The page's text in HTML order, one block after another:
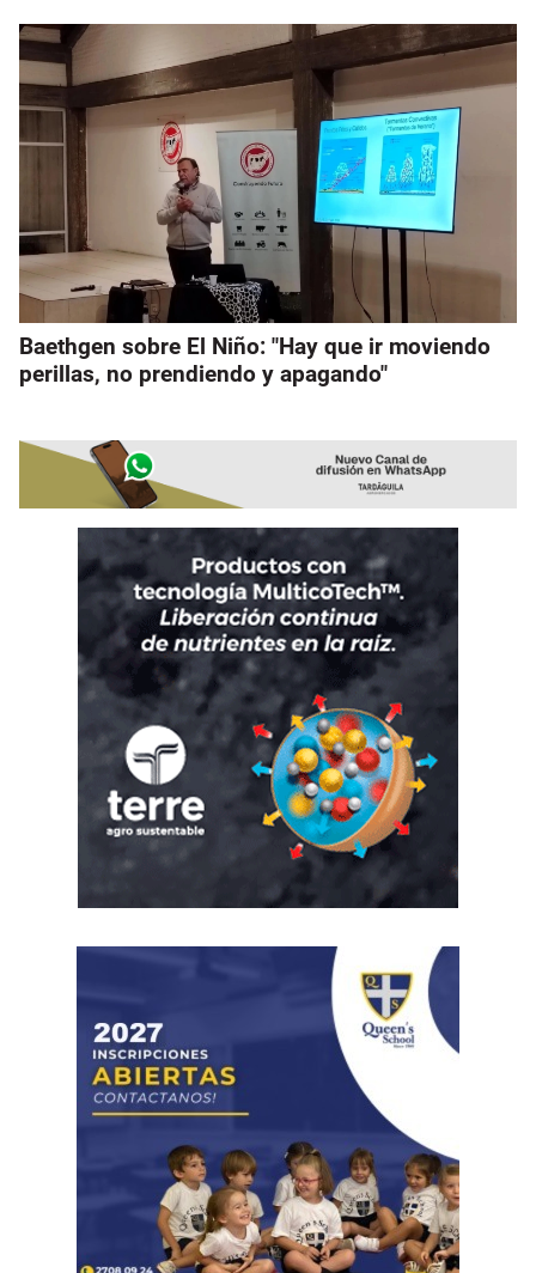
Baethgen sobre El Niño: "Hay que ir moviendo
perillas, no prendiendo y apagando"